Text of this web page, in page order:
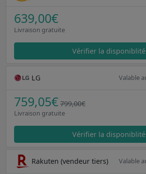
639,00€
Livraison gratuite
Vérifier la disponiblité
LG Valable
759,05€ 799,00€
Livraison gratuite
Vérifier la disponiblité
Rakuten (vendeur tiers) Valable